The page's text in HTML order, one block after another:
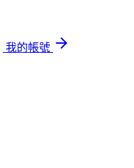
我的帳號